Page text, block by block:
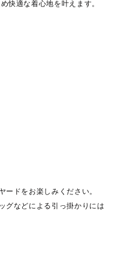
快適な着心地を叶えます。
ドをお楽しみください。
グなどによる引っ掛かりには